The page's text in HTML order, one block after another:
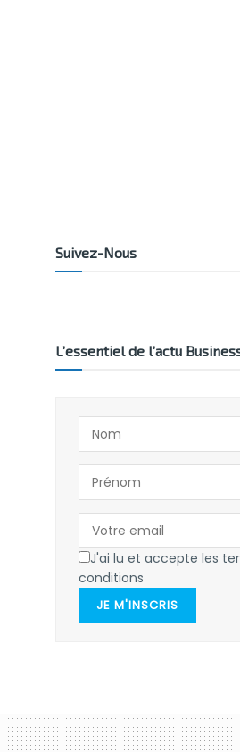
Suivez-Nous
L’essentiel de l’actu
J'ai lu et accepte les
conditions
JE M'INSCRIS